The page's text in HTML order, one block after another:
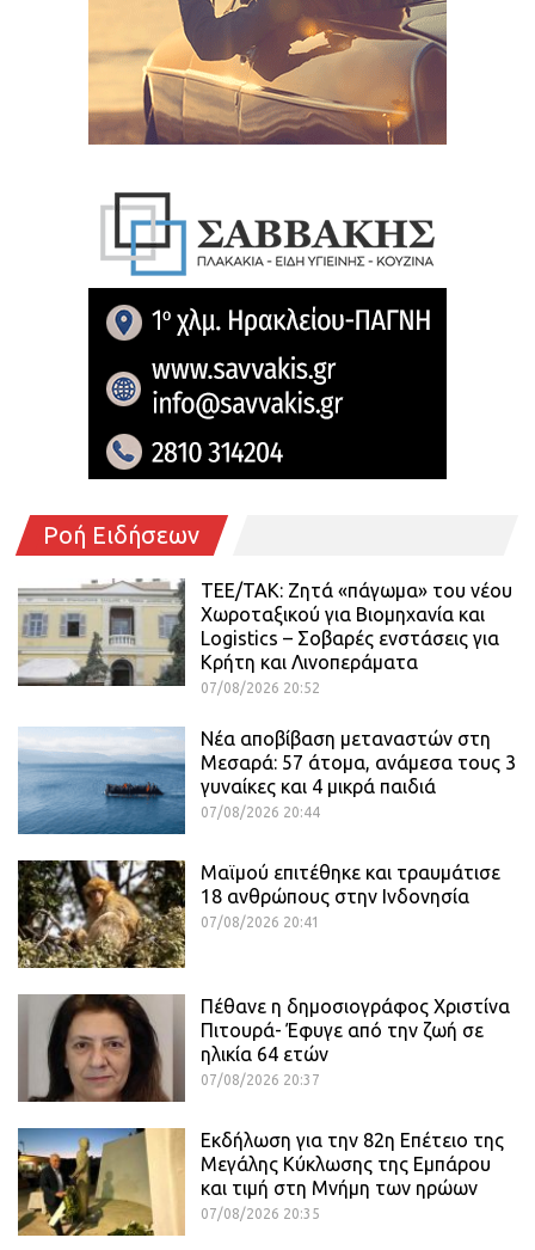
Ροή Ειδήσεων
ΤΕΕ/ΤΑΚ: Ζητά «πάγωμα» του νέου
Χωροταξικού για Βιομηχανία και
Logistics – Σοβαρές ενστάσεις για
Κρήτη και Λινοπεράματα
07/08/2026 20:52
Νέα αποβίβαση μεταναστών στη
Μεσαρά: 57 άτομα, ανάμεσα τους 3
γυναίκες και 4 μικρά παιδιά
07/08/2026 20:44
Μαϊμού επιτέθηκε και τραυμάτισε
18 ανθρώπους στην Ινδονησία
07/08/2026 20:41
Πέθανε η δημοσιογράφος Χριστίνα
Πιτουρά- Έφυγε από την ζωή σε
ηλικία 64 ετών
07/08/2026 20:37
Εκδήλωση για την 82η Επέτειο της
Μεγάλης Κύκλωσης της Εμπάρου
και τιμή στη Μνήμη των ηρώων
07/08/2026 20:35